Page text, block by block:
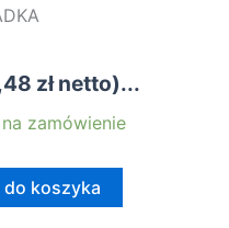
złnetto)...
zamówienie
do koszyka